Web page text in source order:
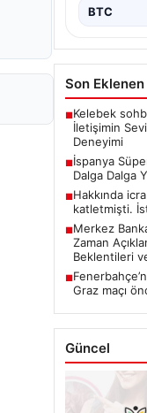
BTC
Son
■Kelebek
İletişimin
Deneyimi
■İspanya
Dalga Dalga
■Hakkında
katletmişti.
■Merkez
Zaman
Beklentileri
■
Graz maçı
Güncel